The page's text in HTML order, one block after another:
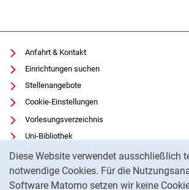
Diese Website verwendet ausschließlich
notwendige Cookies. Für die
Software Matomo setzen wir keine
Anfahrt & Kontakt
Einrichtungen suchen
Stellenangebote
Cookie-Einstellungen
Vorlesungsverzeichnis
Uni-Bibliothek
Moodle
Panopto
Datenschutz